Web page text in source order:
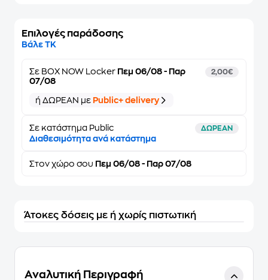
Επιλογές παράδοσης
Βάλε ΤΚ
Σε BOX NOW Locker Πεμ 06/08 - Παρ
07/08
2,00€
ή ΔΩΡΕΑΝ με Public+ delivery
Σε κατάστημα Public ΔΩΡΕΑΝ
Διαθεσιμότητα ανά κατάστημα
Στον χώρο σου Πεμ 06/08 - Παρ 07/08
Άτοκες δόσεις με ή χωρίς πιστωτική
Αναλυτική Περιγραφή